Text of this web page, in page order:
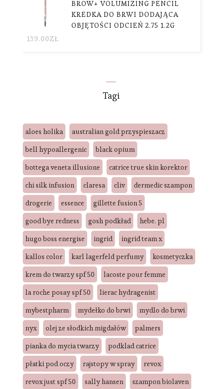
BROW+ VOLUMIZING PENCIL
KREDKA DO BRWI DODAJĄCA
OBJĘTOŚCI ODCIEŃ 2.75 1.2G
139.00ZŁ
Tagi
aloes holika
australian gold przyspieszacz
bell hypoallergenic
black opium
bottega veneta illusione
catrice true skin korektor
chi silk infusion
claresa cliv
dermedic szampon
drogerie
essence
gillette fusion 5
good bye redness
gosh podkład
hebe. pl
hugo boss energise
ingrid
ingrid team x
kallos color
karl lagerfeld perfumy
kosmetyczka
krem do twarzy spf 50
lacoste pour femme
la roche posay spf 50
lierac hydragenist
mybestpharm
mydełko do brwi
mydlo do brwi
nyx
olej ze słodkich migdałów
palmers
pianka do mycia twarzy
podklad catrice
płatki pod oczy
rajstopy w spray
revox
revox just spf 50
sally hansen
szampon biolaven